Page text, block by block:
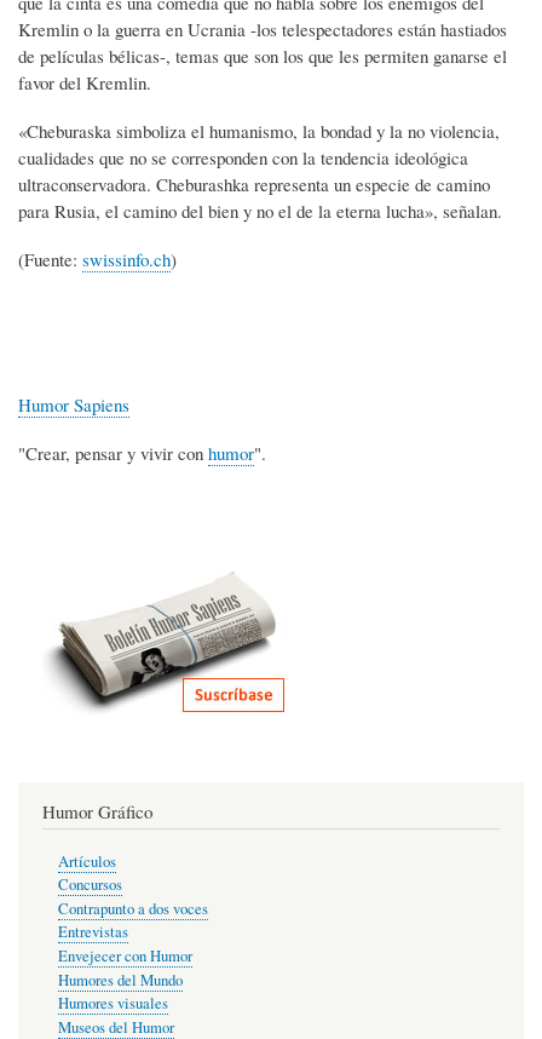
Kremlin o la guerra en Ucrania -los telespectadores están hastiados
de películas bélicas-, temas que son los que les permiten ganarse el
favor del Kremlin.
«Cheburaska simboliza el humanismo, la bondad y la no violencia,
cualidades que no se corresponden con la tendencia ideológica
ultraconservadora. Cheburashka representa un especie de camino
para Rusia, el camino del bien y no el de la eterna lucha», señalan.
(Fuente: swissinfo.ch)
Humor Sapiens
"Crear, pensar y vivir con humor".
Humor Gráfico
Artículos
Concursos
Contrapunto a dos voces
Entrevistas
Envejecer con Humor
Humores del Mundo
Humores visuales
Museos del Humor